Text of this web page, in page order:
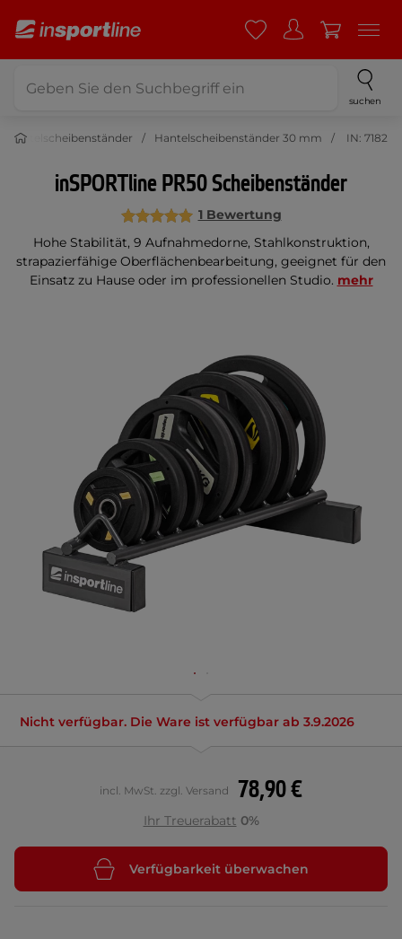
suchen
Hantelscheibenständer Hantelscheibenständer 30 mm IN: 7182
inSPORTline PR50 Scheibenständer
1 Bewertung
Hohe Stabilität, 9 Aufnahmedorne, Stahlkonstruktion,
strapazierfähige Oberflächenbearbeitung, geeignet für den
Einsatz zu Hause oder im professionellen Studio. mehr
Nicht verfügbar. Die Ware ist verfügbar ab 3.9.2026
78,90 €
incl. MwSt. zzgl. Versand
Ihr Treuerabatt 0%
Verfügbarkeit überwachen